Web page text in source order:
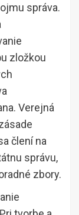
správa.
zložkou
Verejná
člení na
správu,
zbory.